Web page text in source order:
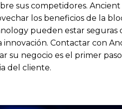
sus competidores.
los beneficios de la
pueden estar
Contactar con
su negocio es el primer
del cliente.